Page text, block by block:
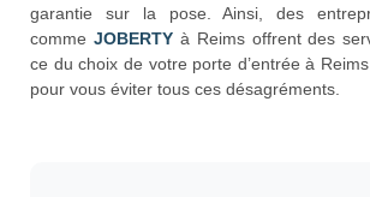
garantie sur la pose. Ainsi, des
comme JOBERTY à Reims offrent des
ce du choix de votre porte d’entrée à
pour vous éviter tous ces désagréments.